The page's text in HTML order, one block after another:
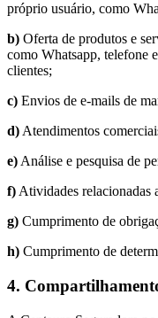
próprio usuário, como
b) Oferta de produtos e
como Whatsapp, telefone
clientes;
c) Envios de e-mails de
d) Atendimentos
e) Análise e pesquisa de
f) Atividades relacionadas
g) Cumprimento de
h) Cumprimento de
4.